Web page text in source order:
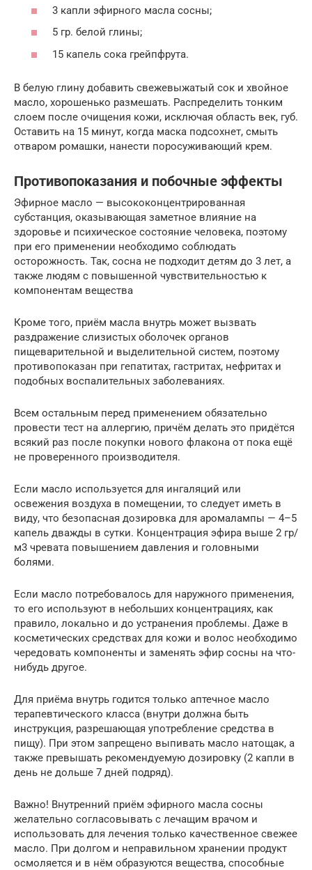
3 капли эфирного масла сосны;
5 гр. белой глины;
15 капель сока грейпфрута.
В белую глину добавить свежевыжатый сок и хвойное
масло, хорошенько размешать. Распределить тонким
слоем после очищения кожи, исключая область век, губ.
Оставить на 15 минут, когда маска подсохнет, смыть
отваром ромашки, нанести поросуживающий крем.
Противопоказания и побочные эффекты
Эфирное масло — высококонцентрированная
субстанция, оказывающая заметное влияние на
здоровье и психическое состояние человека, поэтому
при его применении необходимо соблюдать
осторожность. Так, сосна не подходит детям до 3 лет, а
также людям с повышенной чувствительностью к
компонентам вещества
Кроме того, приём масла внутрь может вызвать
раздражение слизистых оболочек органов
пищеварительной и выделительной систем, поэтому
противопоказан при гепатитах, гастритах, нефритах и
подобных воспалительных заболеваниях.
Всем остальным перед применением обязательно
провести тест на аллергию, причём делать это придётся
всякий раз после покупки нового флакона от пока ещё
не проверенного производителя.
Если масло используется для ингаляций или
освежения воздуха в помещении, то следует иметь в
виду, что безопасная дозировка для аромалампы — 4–5
капель дважды в сутки. Концентрация эфира выше 2 гр/
м3 чревата повышением давления и головными
болями.
Если масло потребовалось для наружного применения,
то его используют в небольших концентрациях, как
правило, локально и до устранения проблемы. Даже в
косметических средствах для кожи и волос необходимо
чередовать компоненты и заменять эфир сосны на что-
нибудь другое.
Для приёма внутрь годится только аптечное масло
терапевтического класса (внутри должна быть
инструкция, разрешающая употребление средства в
пищу). При этом запрещено выпивать масло натощак, а
также превышать рекомендуемую дозировку (2 капли в
день не дольше 7 дней подряд).
Важно! Внутренний приём эфирного масла сосны
желательно согласовывать с лечащим врачом и
использовать для лечения только качественное свежее
масло. При долгом и неправильном хранении продукт
осмоляется и в нём образуются вещества, способные